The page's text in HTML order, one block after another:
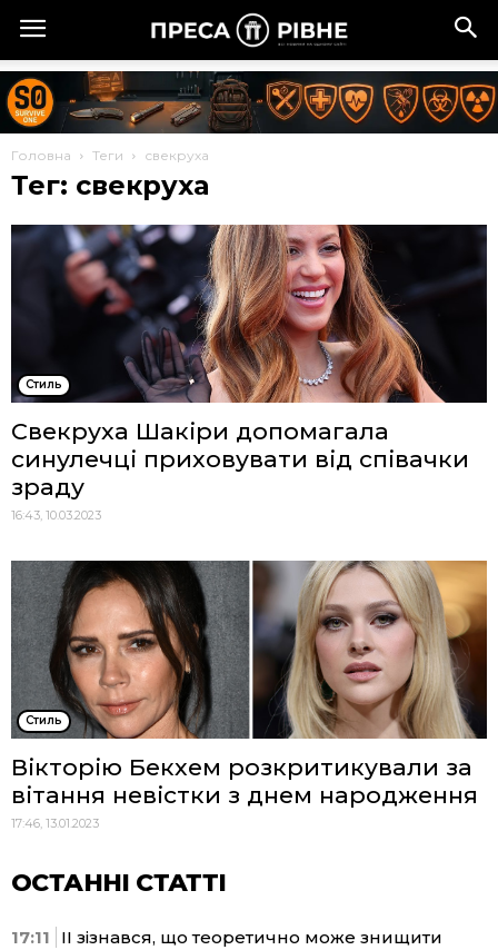
Головна Теги свекруха
Тег: свекруха
Стиль
Свекруха Шакіри допомагала
синулечці приховувати від співачки
зраду
16:43, 10.03.2023
Стиль
Вікторію Бекхем розкритикували за
вітання невістки з днем ​​народження
17:46, 13.01.2023
ОСТАННІ СТАТТІ
17:11
ІІ зізнався, що теоретично може знищити